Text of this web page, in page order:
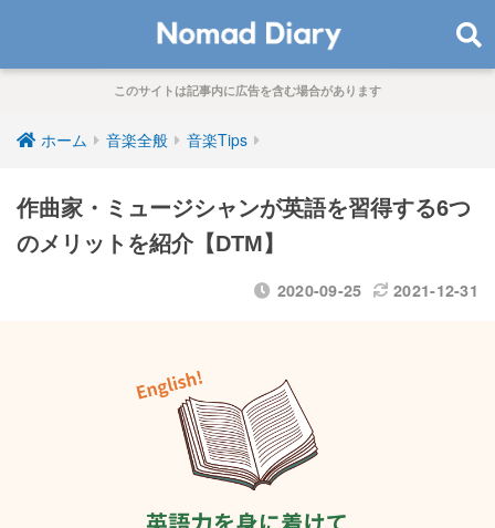
このサイトは記事内に広告を含む場合があります
ホーム 音楽全般 音楽Tips
作曲家・ミュージシャンが英語を習得する6つ
のメリットを紹介【DTM】
2020-09-25 2021-12-31